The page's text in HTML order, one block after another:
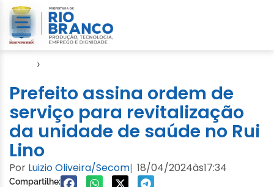
›
Prefeito assina ordem de
serviço para revitalização
da unidade de saúde no Rui
Lino
Por Luizio Oliveira/Secom| 18/04/2024às17:34
Compartilhe: